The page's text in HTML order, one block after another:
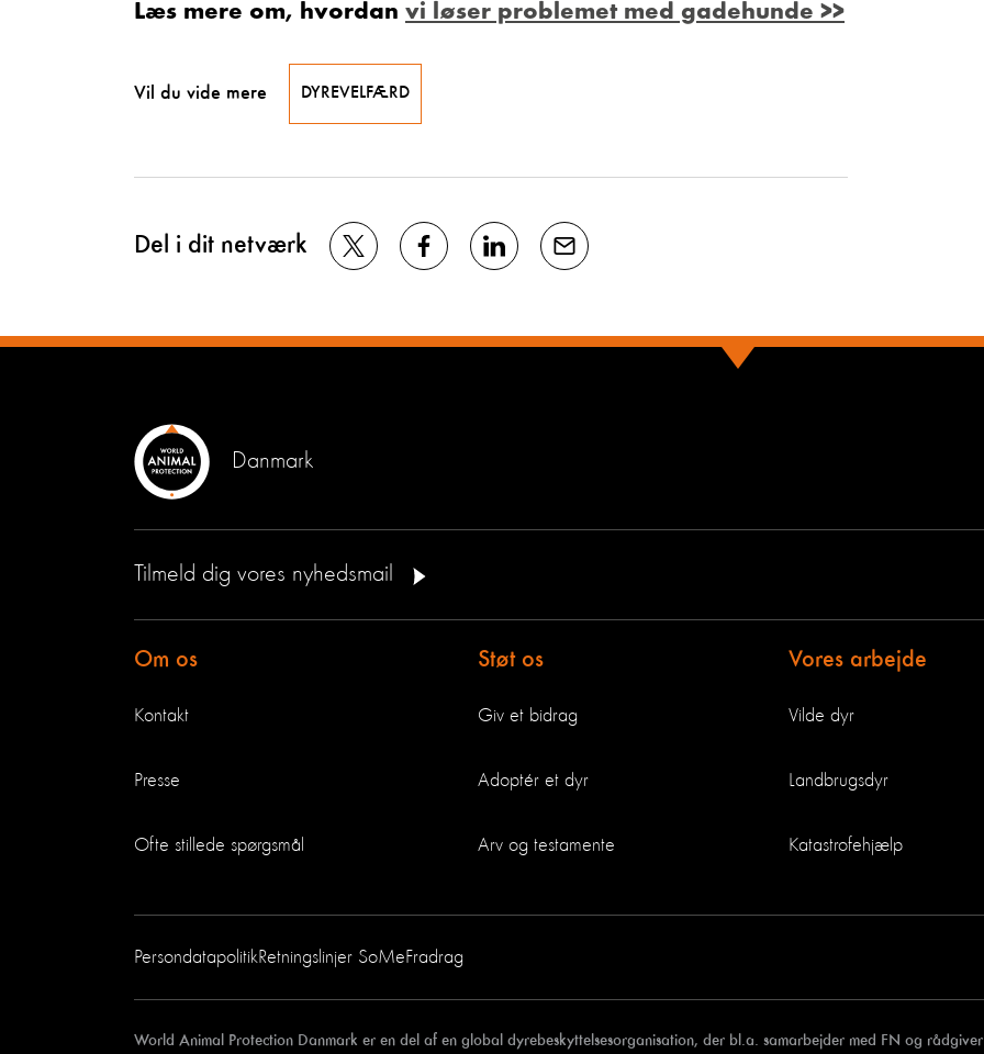
Læs mere om, hvordan vi løser problemet med gadehunde >>
Vil du vide mere DYREVELFÆRD
Del i dit netværk
Danmark
Tilmeld dig vores nyhedsmail
Om os
Kontakt
Presse
Ofte stillede spørgsmål
Støt os
Giv et bidrag
Adoptér et dyr
Arv og testamente
Vores arbejde
Vilde dyr
Landbrugsdyr
Katastrofehjælp
PersondatapolitikRetningslinjer SoMeFradrag
World Animal Protection Danmark er en del af en global dyrebeskyttelsesorganisation, der bl.a. samarbejder med FN og